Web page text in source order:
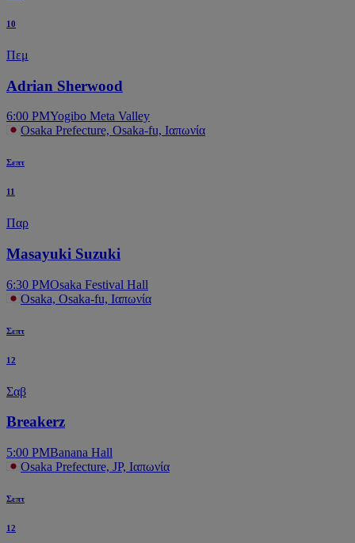
10
Πεμ
Adrian Sherwood
6:00 PMYogibo Meta Valley
Osaka Prefecture, Osaka-fu, Ιαπωνία
Σεπτ
11
Παρ
Masayuki Suzuki
6:30 PMOsaka Festival Hall
Osaka, Osaka-fu, Ιαπωνία
Σεπτ
12
Σαβ
Breakerz
5:00 PMBanana Hall
Osaka Prefecture, JP, Ιαπωνία
Σεπτ
12